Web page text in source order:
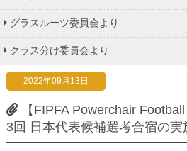
グラスルーツ委員会より
クラス分け委員会より
2022年09月13日
【FIPFA Powerchair
3回 日本代表候補選考合宿の実